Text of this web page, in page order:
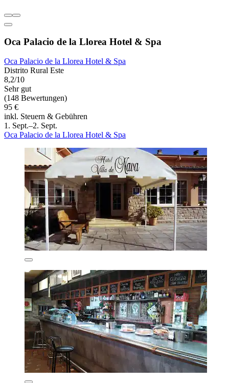
Oca Palacio de la Llorea Hotel & Spa
Oca Palacio de la Llorea Hotel & Spa
Distrito Rural Este
8,2/10
Sehr gut
(148 Bewertungen)
95 €
inkl. Steuern & Gebühren
1. Sept.–2. Sept.
Oca Palacio de la Llorea Hotel & Spa